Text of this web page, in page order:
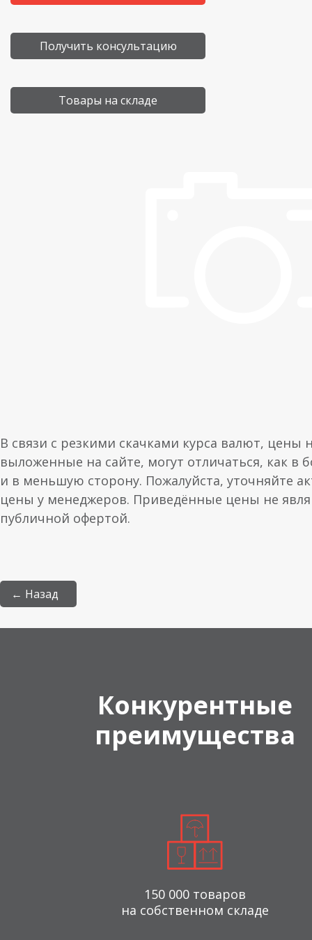
Получить консультацию
Товары на складе
В связи с резкими скачками курса валют, цены
выложенные на сайте, могут отличаться, как в
и в меньшую сторону. Пожалуйста, уточняйте
цены у менеджеров. Приведённые цены не
публичной офертой.
← Назад
Конкурентные
преимущества
150 000 товаров
на собственном складе